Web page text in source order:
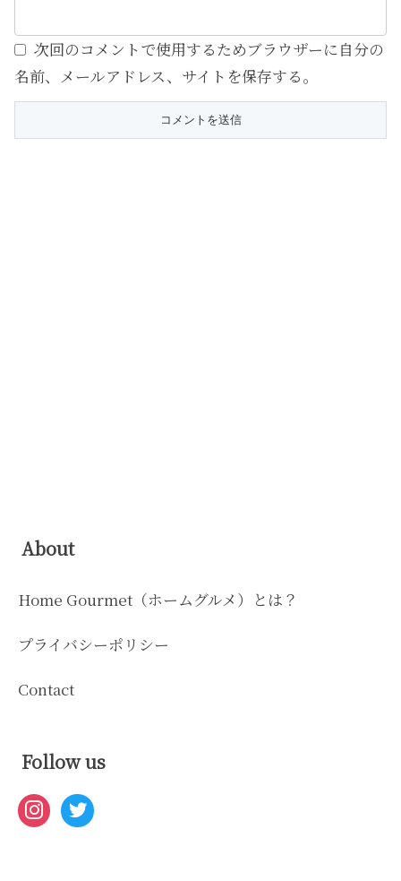
次回のコメントで使用するためブラウザーに自分の
名前、メールアドレス、サイトを保存する。
About
Home Gourmet（ホームグルメ）とは？
プライバシーポリシー
Contact
Follow us
instagram
twitter